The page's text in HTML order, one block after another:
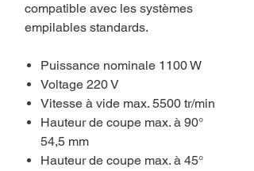
compatible avec les systèmes
empilables standards.
Puissance nominale 1100 W
Voltage 220 V
Vitesse à vide max. 5500 tr/min
Hauteur de coupe max. à 90°
54,5 mm
Hauteur de coupe max. à 45°